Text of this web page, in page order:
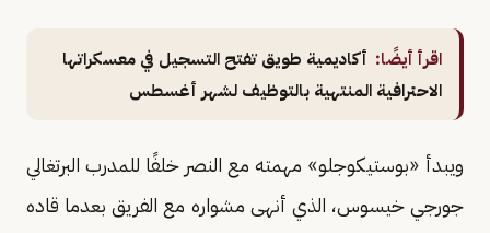
اقرأ أيضًا: أكاديمية طويق تفتح التسجيل في معسكراتها
الاحترافية المنتهية بالتوظيف لشهر أغسطس
ويبدأ «بوستيكوجلو» مهمته مع النصر خلفًا للمدرب البرتغالي
جورجي خيسوس، الذي أنهى مشواره مع الفريق بعدما قاده